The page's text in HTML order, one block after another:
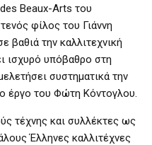
Beaux-Arts του
φίλος του Γιάννη
βαθιά την καλλιτεχνική
ισχυρό υπόβαθρο στη
συστηματικά την
έργο του Φώτη Κόντογλου.
τέχνης και συλλέκτες ως
Έλληνες καλλιτέχνες